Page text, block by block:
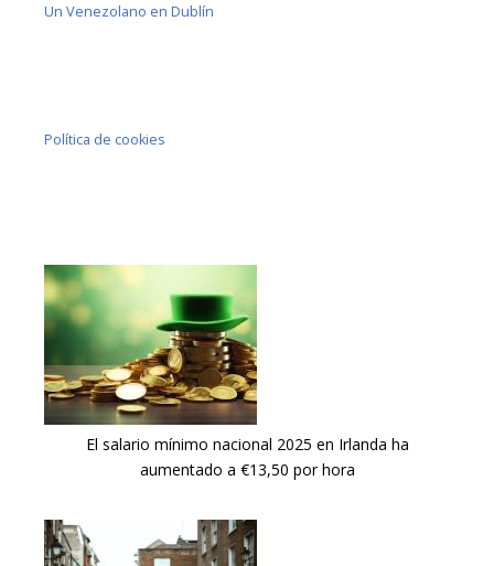
Un Venezolano en Dublín
Política de cookies
El salario mínimo nacional 2025 en Irlanda ha
aumentado a €13,50 por hora